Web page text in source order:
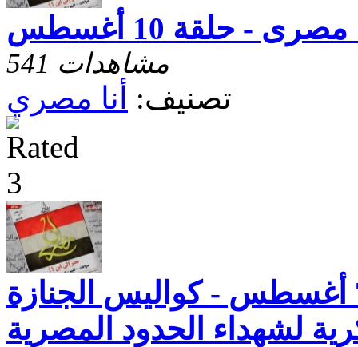
مصرى - حلقة 10 أغسطس
541 مشاهدات
تصنيف: أنا مصري
أنا مصرى - حلقة 7 أغسطس - كواليس الجنازة
لشهداء الحدود المصرية